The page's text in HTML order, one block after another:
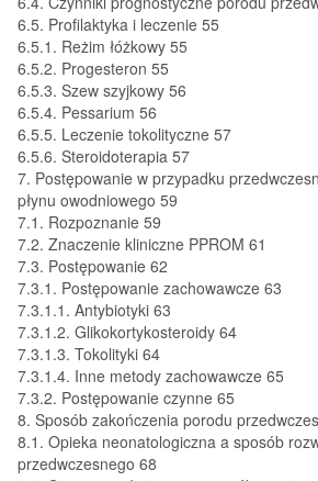
6.5. Profilaktyka i leczenie 55
6.5.1. Reżim łóżkowy 55
6.5.2. Progesteron 55
6.5.3. Szew szyjkowy 56
6.5.4. Pessarium 56
6.5.5. Leczenie tokolityczne 57
6.5.6. Steroidoterapia 57
7. Postępowanie w przypadku
płynu owodniowego 59
7.1. Rozpoznanie 59
7.2. Znaczenie kliniczne PPROM 61
7.3. Postępowanie 62
7.3.1. Postępowanie zachowawcze 63
7.3.1.1. Antybiotyki 63
7.3.1.2. Glikokortykosteroidy 64
7.3.1.3. Tokolityki 64
7.3.1.4. Inne metody zachowawcze 65
7.3.2. Postępowanie czynne 65
8. Sposób zakończenia porodu
8.1. Opieka neonatologiczna a sposób
przedwczesnego 68